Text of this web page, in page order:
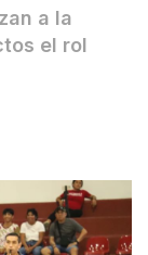
a la
el rol